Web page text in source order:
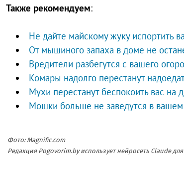
Также рекомендуем:
Не дайте майскому жуку испортить
От мышиного запаха в доме не
Вредители разбегутся с вашего
Комары надолго перестанут
Мухи перестанут беспокоить вас
Мошки больше не заведутся в
Фото: Magnific.com
Редакция Pogovorim.by использует нейросеть Claude